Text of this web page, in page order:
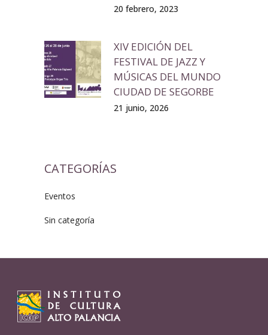
20 febrero, 2023
XIV EDICIÓN DEL
FESTIVAL DE JAZZ Y
MÚSICAS DEL MUNDO
CIUDAD DE SEGORBE
21 junio, 2026
CATEGORÍAS
Eventos
Sin categoría